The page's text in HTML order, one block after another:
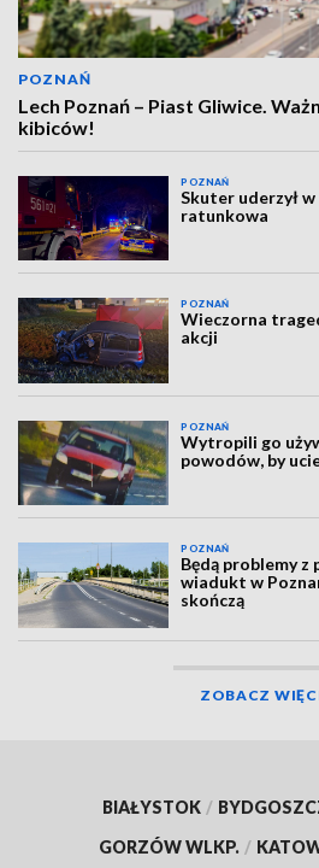
POZNAŃ
Lech Poznań – Piast Gliwice.
kibiców!
POZNAŃ
Skuter uderzył
ratunkowa
POZNAŃ
Wieczorna
akcji
POZNAŃ
Wytropili go
powodów, by
POZNAŃ
Będą problemy z
wiadukt w
skończą
ZOBACZ
BIAŁYSTOK /
GORZÓW WLKP. /